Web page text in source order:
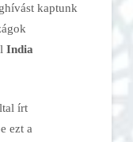
kaptunk
India
írt
ezt a